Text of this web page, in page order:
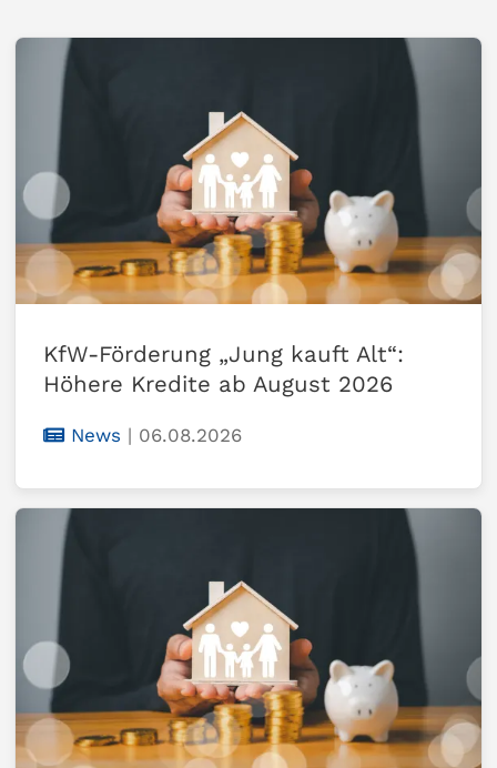
KfW-Förderung „Jung kauft Alt“:
Höhere Kredite ab August 2026
News | 06.08.2026